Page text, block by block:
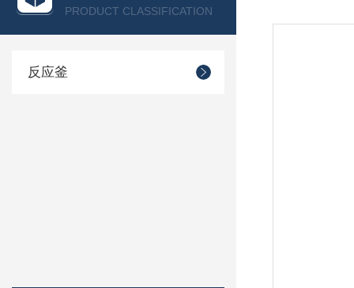
PRODUCT CLASSIFICATION
反应釜